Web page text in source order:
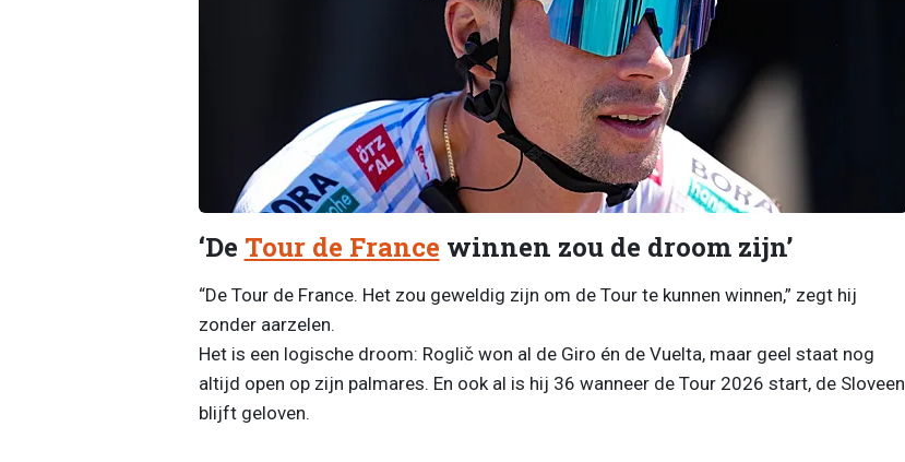
‘De Tour de France winnen zou de droom zijn’
“De Tour de France. Het zou geweldig zijn om de Tour te kunnen winnen,” zegt hij
zonder aarzelen.
Het is een logische droom: Roglič won al de Giro én de Vuelta, maar geel staat nog
altijd open op zijn palmares. En ook al is hij 36 wanneer de Tour 2026 start, de Sloveen
blijft geloven.